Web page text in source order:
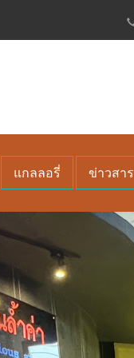
แกลลอรี่ ข่าวสาร